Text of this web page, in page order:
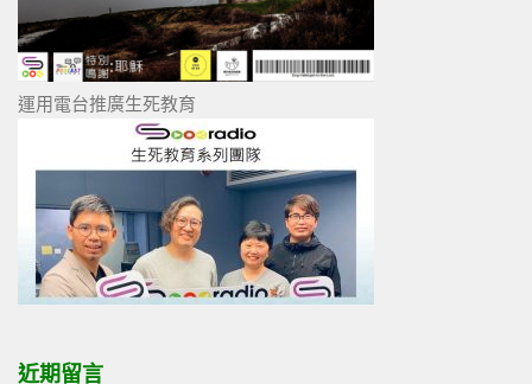
運用電台推廣生死教育
近期留言